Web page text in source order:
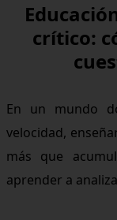
crítico:
En un mundo
velocidad,
más que
aprender a